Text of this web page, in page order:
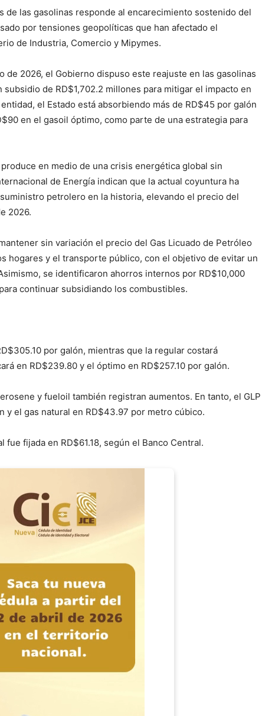
de las gasolinas responde al encarecimiento sostenido del
por tensiones geopolíticas que han afectado el
de Industria, Comercio y Mipymes.
de 2026, el Gobierno dispuso este reajuste en las gasolinas
de RD$1,702.2 millones para mitigar el impacto en
el Estado está absorbiendo más de RD$45 por galón
en el gasoil óptimo, como parte de una estrategia para
en medio de una crisis energética global sin
de Energía indican que la actual coyuntura ha
petrolero en la historia, elevando el precio del
2026.
sin variación el precio del Gas Licuado de Petróleo
hogares y el transporte público, con el objetivo de evitar un
se identificaron ahorros internos por RD$10,000
continuar subsidiando los combustibles.
por galón, mientras que la regular costará
en RD$239.80 y el óptimo en RD$257.10 por galón.
y fueloil también registran aumentos. En tanto, el GLP
y el gas natural en RD$43.97 por metro cúbico.
fue fijada en RD$61.18, según el Banco Central.